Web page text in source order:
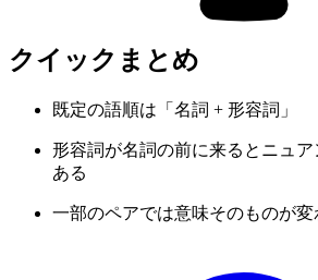
クイックまとめ
既定の語順は「名詞 + 形容詞」
形容詞が名詞の前に来るとニュ
ある
一部のペアでは意味そのものが変